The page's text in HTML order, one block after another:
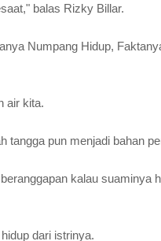
balas Rizky Billar.
Numpang Hidup,
air kita.
tangga pun menjadi bahan
kalau suaminya
dari istrinya.